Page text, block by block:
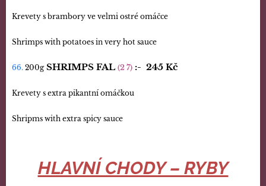
Krevety s brambory ve velmi ostré omáčce
Shrimps with potatoes in very hot sauce
66. 200g SHRIMPS FAL (2 7) :- 245 Kč
Krevety s extra pikantní omáčkou
Shripms with extra spicy sauce
HLAVNÍ CHODY – RYBY